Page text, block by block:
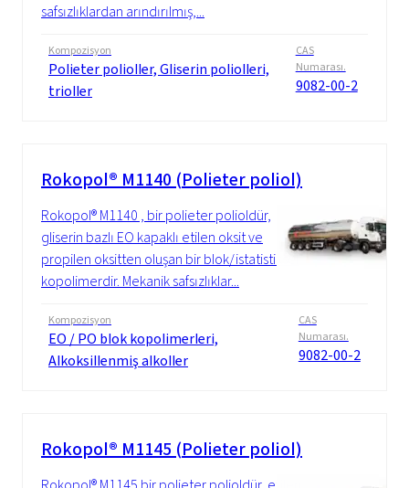
safsızlıklardan arındırılmış,...
Kompozisyon
Polieter polioller, Gliserin poliolleri,
trioller
CAS
Numarası.
9082-00-2
Rokopol® M1140 (Polieter poliol)
Rokopol® M1140 , bir polieter polioldür,
gliserin bazlı EO kapaklı etilen oksit ve
propilen oksitten oluşan bir blok/istatistiksel
kopolimerdir. Mekanik safsızlıklar...
Kompozisyon
EO / PO blok kopolimerleri,
Alkoksillenmiş alkoller
CAS
Numarası.
9082-00-2
Rokopol® M1145 (Polieter poliol)